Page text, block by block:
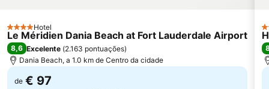
4 Estrelas
Hotel
Le Méridien Dania Beach at Fort Lauderdale Airport
8,6 Excelente (2.163 pontuações)
Dania Beach, a 1.0 km de Centro da cidade
de € 97
3